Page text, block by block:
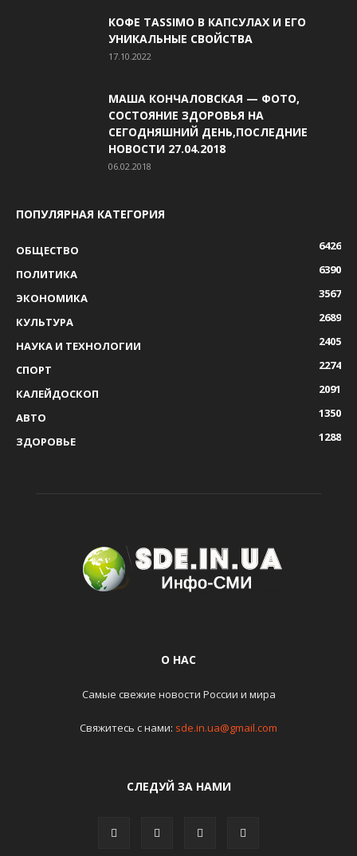
КОФЕ TASSIMO В КАПСУЛАХ И ЕГО
УНИКАЛЬНЫЕ СВОЙСТВА
17.10.2022
МАША КОНЧАЛОВСКАЯ — ФОТО,
СОСТОЯНИЕ ЗДОРОВЬЯ НА
СЕГОДНЯШНИЙ ДЕНЬ,ПОСЛЕДНИЕ
НОВОСТИ 27.04.2018
06.02.2018
ПОПУЛЯРНАЯ КАТЕГОРИЯ
ОБЩЕСТВО
6426
ПОЛИТИКА
6390
ЭКОНОМИКА
3567
КУЛЬТУРА
2689
НАУКА И ТЕХНОЛОГИИ
2405
СПОРТ
2274
КАЛЕЙДОСКОП
2091
АВТО
1350
ЗДОРОВЬЕ
1288
О НАС
Самые свежие новости России и мира
Свяжитесь с нами: sde.in.ua@gmail.com
СЛЕДУЙ ЗА НАМИ